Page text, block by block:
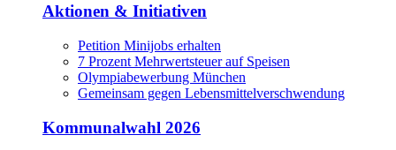
Aktionen & Initiativen
Petition Minijobs erhalten
7 Prozent Mehrwertsteuer auf Speisen
Olympiabewerbung München
Gemeinsam gegen Lebensmittelverschwendung
Kommunalwahl 2026